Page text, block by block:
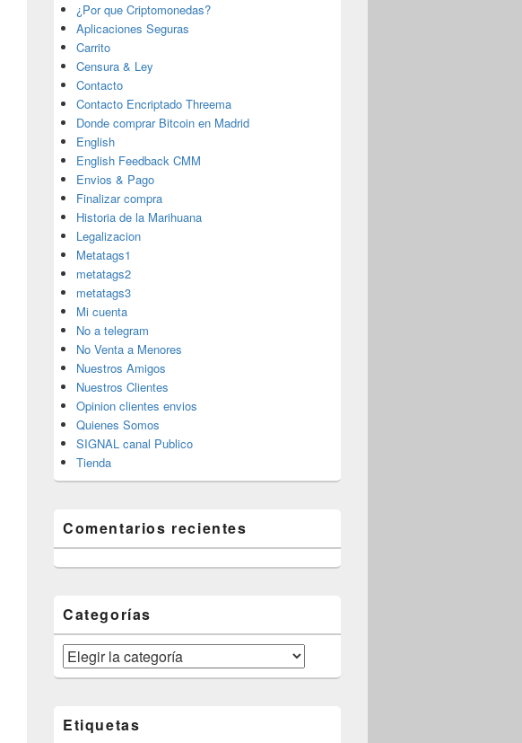
¿Por que Criptomonedas?
Aplicaciones Seguras
Carrito
Censura & Ley
Contacto
Contacto Encriptado Threema
Donde comprar Bitcoin en Madrid
English
English Feedback CMM
Envios & Pago
Finalizar compra
Historia de la Marihuana
Legalizacion
Metatags1
metatags2
metatags3
Mi cuenta
No a telegram
No Venta a Menores
Nuestros Amigos
Nuestros Clientes
Opinion clientes envios
Quienes Somos
SIGNAL canal Publico
Tienda
Comentarios recientes
Categorías
Categorías
Etiquetas